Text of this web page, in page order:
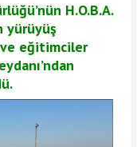
H.O.B.A.
yürüyüş
eğitimciler